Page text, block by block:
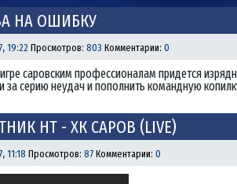
НА ОШИБКУ
19:22 Просмотров: 803 Комментарии: 0
саровским профессионалам придется
серию неудач и пополнить командную
НТ - ХК САРОВ (LIVE)
11:18 Просмотров: 87 Комментарии: 0